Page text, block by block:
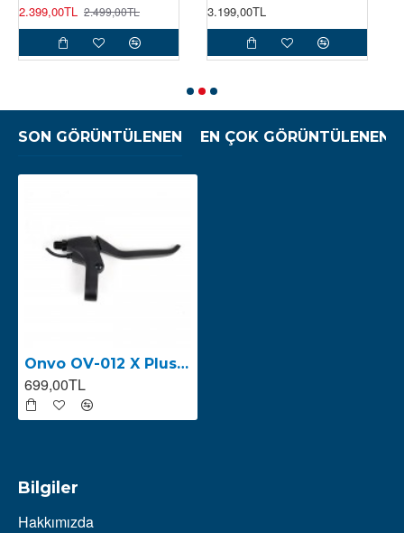
2.399,00TL 2.499,00TL
3.199,00TL
SON GÖRÜNTÜLENEN EN ÇOK GÖRÜNTÜLENEN
Onvo OV-012 X Plus (2023) Ön Fren Kolu (Sağ Fren Kolu)
699,00TL
Bilgiler
Hakkımızda